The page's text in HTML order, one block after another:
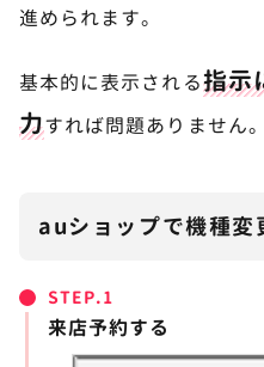
進められます。
基本的に表示される指示
力すれば問題ありません。
auショップで機種変
STEP.
来店予約する